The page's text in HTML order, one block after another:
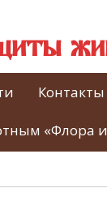
Контакты
«Флора